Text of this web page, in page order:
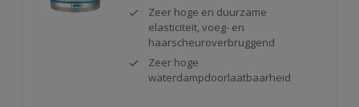
Zeer hoge en duurzame
elasticiteit, voeg- en
haarscheuroverbruggend
Zeer hoge
waterdampdoorlaatbaarheid